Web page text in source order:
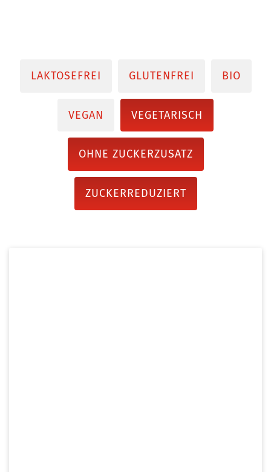
LAKTOSEFREI GLUTENFREI BIO
VEGAN VEGETARISCH
OHNE ZUCKERZUSATZ
ZUCKERREDUZIERT